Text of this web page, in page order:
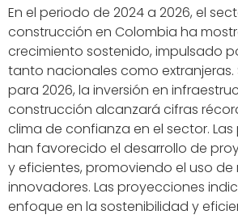
En el periodo de 2024 a 2026, el
construcción en Colombia ha
crecimiento sostenido, impulsado
tanto nacionales como extranjeras.
para 2026, la inversión en
construcción alcanzará cifras
clima de confianza en el sector.
han favorecido el desarrollo de
y eficientes, promoviendo el uso de
innovadores. Las proyecciones
enfoque en la sostenibilidad y